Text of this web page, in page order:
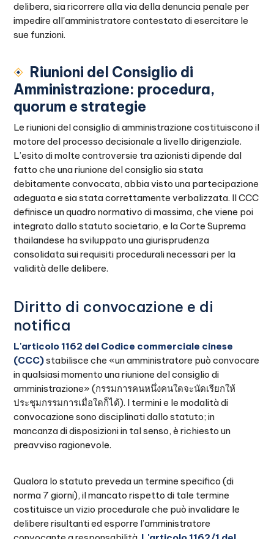
delibera, sia ricorrere alla via della denuncia penale per
impedire all'amministratore contestato di esercitare le
sue funzioni.
Riunioni del Consiglio di
Amministrazione: procedura,
quorum e strategie
Le riunioni del consiglio di amministrazione costituiscono il
motore del processo decisionale a livello dirigenziale.
L’esito di molte controversie tra azionisti dipende dal
fatto che una riunione del consiglio sia stata
debitamente convocata, abbia visto una partecipazione
adeguata e sia stata correttamente verbalizzata. Il CCC
definisce un quadro normativo di massima, che viene poi
integrato dallo statuto societario, e la Corte Suprema
thailandese ha sviluppato una giurisprudenza
consolidata sui requisiti procedurali necessari per la
validità delle delibere.
Diritto di convocazione e di
notifica
L'articolo 1162 del Codice commerciale cinese
(CCC)stabilisce che «un amministratore può convocare
in qualsiasi momento una riunione del consiglio di
amministrazione» (กรรมการคนหนึ่งคนใดจะนัดเรียกให้
ประชุมกรรมการเมื่อใดก็ได้). I termini e le modalità di
convocazione sono disciplinati dallo statuto; in
mancanza di disposizioni in tal senso, è richiesto un
preavviso ragionevole.
Qualora lo statuto preveda un termine specifico (di
norma 7 giorni), il mancato rispetto di tale termine
costituisce un vizio procedurale che può invalidare le
delibere risultanti ed esporre l’amministratore